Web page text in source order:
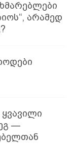
არამედ
—